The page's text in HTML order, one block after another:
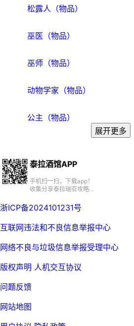
松露人（物品）
巫医（物品）
巫师（物品）
动物学家（物品）
公主（物品）
展开更多
泰拉酒馆APP
手机扫一扫，下载app！
收集分享泰拉瑞亚攻略、
浙ICP备2024101231号
互联网违法和不良信息举报中心
网络不良与垃圾信息举报受理中心
版权声明 人机交互协议
问题反馈
网站地图